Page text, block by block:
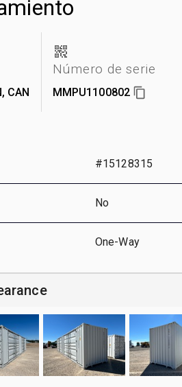
CAN
Número de serie
MMPU1100802
#15128315
No
One-Way